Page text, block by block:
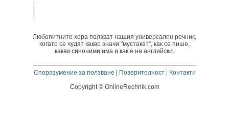
Любопитните хора ползват нашия универсален речник,
когато се чудят какво значи "мустакат", как се пише,
какви синоними има и как е на английски.
Споразумение за ползване | Поверителност| Контакти
Copyright © OnlineRechnik.com